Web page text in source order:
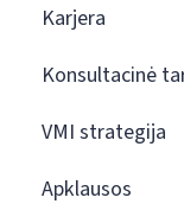
Karjera
Konsultacinė
VMI strategija
Apklausos